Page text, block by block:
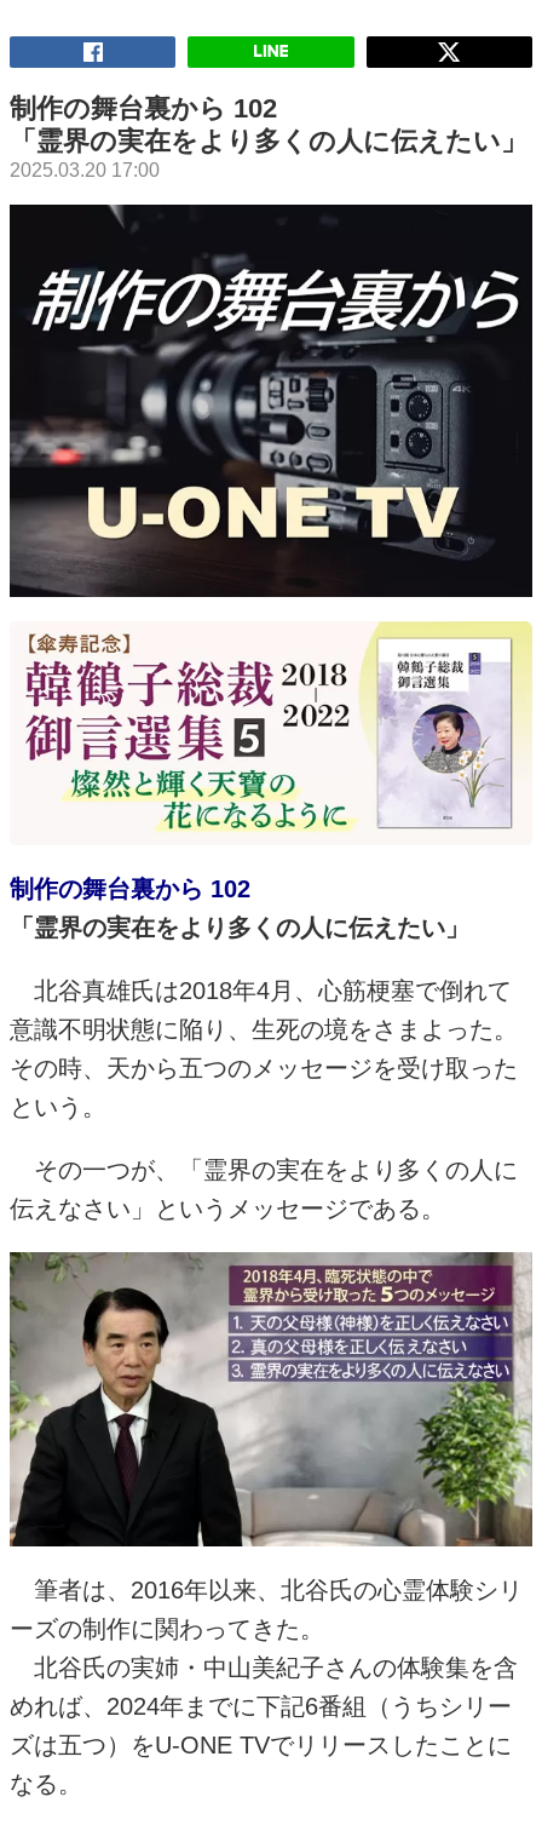
制作の舞台裏から 102
「霊界の実在をより多くの人に伝えたい」
2025.03.20 17:00
制作の舞台裏から 102
「霊界の実在をより多くの人に伝えたい」
北谷真雄氏は2018年4月、心筋梗塞で倒れて
意識不明状態に陥り、生死の境をさまよった。
その時、天から五つのメッセージを受け取った
という。
その一つが、「霊界の実在をより多くの人に
伝えなさい」というメッセージである。
筆者は、 2016年以来、北谷氏の心霊体験シリ
ーズの制作に関わってきた。
北谷氏の実姉・中山美紀子さんの体験集を含
めれば、 2024年までに下記6番組（うちシリー
ズは五つ）をU-ONE TVでリリースしたことに
なる。